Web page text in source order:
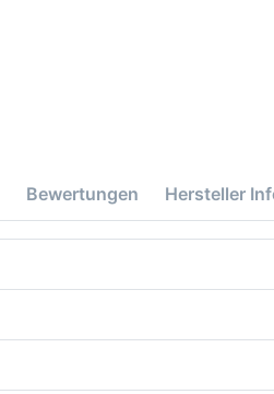
Bewertungen Hersteller